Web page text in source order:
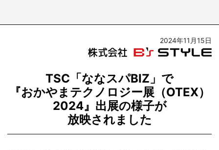
2024年11月15日
TSC「ななスパBIZ」で
『おかやまテクノロジー展（OTEX）
2024』出展の様子が
放映されました